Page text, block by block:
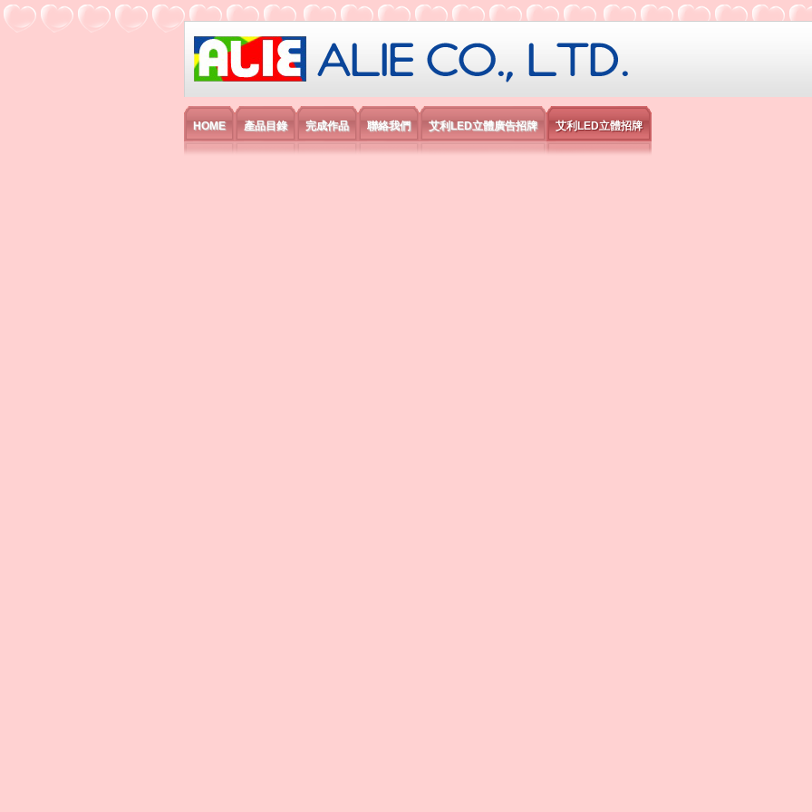
艾利國際電子有限公司
HOME 產品目錄 完成作品 聯絡我們 艾利LED立體廣告招牌 艾利LED立體招牌